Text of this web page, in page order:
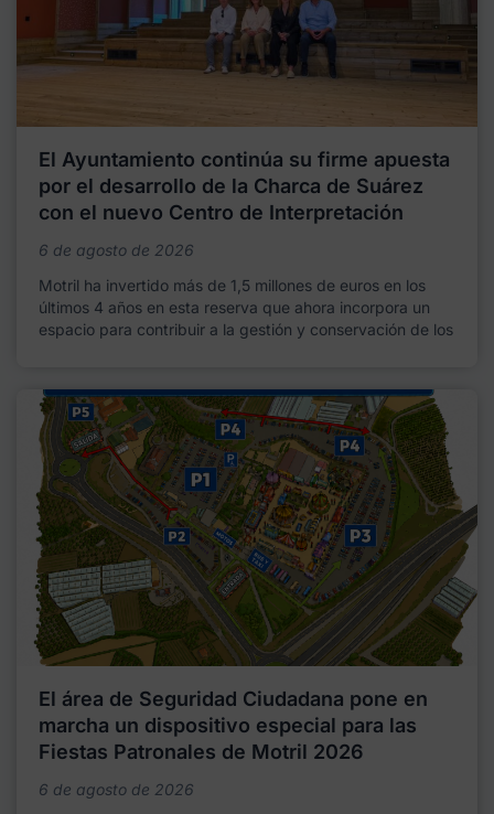
El Ayuntamiento continúa su firme apuesta
por el desarrollo de la Charca de Suárez
con el nuevo Centro de Interpretación
6 de agosto de 2026
Motril ha invertido más de 1,5 millones de euros en los
últimos 4 años en esta reserva que ahora incorpora un
espacio para contribuir a la gestión y conservación de los
El área de Seguridad Ciudadana pone en
marcha un dispositivo especial para las
Fiestas Patronales de Motril 2026
6 de agosto de 2026